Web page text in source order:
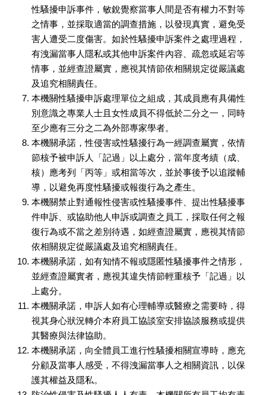
性騷擾申訴事件，敏銳覺察當事人間是否有權力不對等
之情事，並採取適當的調查措施，以發現真實，避免受
害人遭受二度傷害。如於性騷擾申訴案件之處理過程，
有洩漏當事人隱私或其他申訴案件內容、疏忽或延宕等
情事，並經查證屬實，應視其情節依相關規定從嚴議處
及追究相關責任。
本機關性騷擾申訴處理單位之組成，其成員應有具備性
別意識之專業人士且女性成員不得低於二分之一，同時
至少應有三分之二為外部專家學者。
本機關承諾，性侵害或性騷擾行為一經調查屬實，依情
節核予被申訴人「記過」以上處分，當年度考績（成、
核）應考列「丙等」或相當等次，並於事後予以追蹤輔
導，以避免再度性騷擾或報復行為之產生。
本機關禁止對通報性侵害或性騷擾事件、提出性騷擾事
件申訴、或協助他人申訴或調查之員工，採取任何之報
復行為或不當之差別待遇，如經查證屬實，應視其情節
依相關規定從嚴議處及追究相關責任。
本機關承諾，如有知情不報或隱匿性騷擾事件之情形，
並經查證屬實者，應視其違失情節輕重核予「記過」以
上處分。
本機關承諾，申訴人如有心理輔導或醫療之需要時，得
視其身心狀況轉介本府員工協談室安排協談服務或提供
其醫療與法律協助。
本機關承諾，向全體員工進行性騷擾相關宣導時，應充
分顧及當事人感受，不得洩漏當事人之相關資訊，以保
護其權益及隱私。